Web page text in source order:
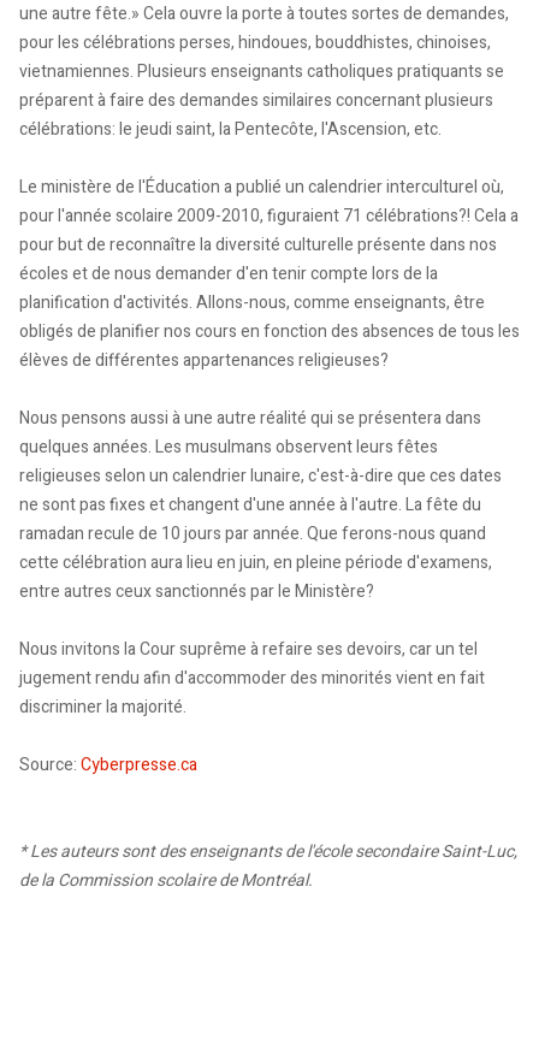
une autre fête.» Cela ouvre la porte à toutes sortes de demandes,
pour les célébrations perses, hindoues, bouddhistes, chinoises,
vietnamiennes. Plusieurs enseignants catholiques pratiquants se
préparent à faire des demandes similaires concernant plusieurs
célébrations: le jeudi saint, la Pentecôte, l'Ascension, etc.
Le ministère de l'Éducation a publié un calendrier interculturel où,
pour l'année scolaire 2009-2010, figuraient 71 célébrations?! Cela a
pour but de reconnaître la diversité culturelle présente dans nos
écoles et de nous demander d'en tenir compte lors de la
planification d'activités. Allons-nous, comme enseignants, être
obligés de planifier nos cours en fonction des absences de tous les
élèves de différentes appartenances religieuses?
Nous pensons aussi à une autre réalité qui se présentera dans
quelques années. Les musulmans observent leurs fêtes
religieuses selon un calendrier lunaire, c'est-à-dire que ces dates
ne sont pas fixes et changent d'une année à l'autre. La fête du
ramadan recule de 10 jours par année. Que ferons-nous quand
cette célébration aura lieu en juin, en pleine période d'examens,
entre autres ceux sanctionnés par le Ministère?
Nous invitons la Cour suprême à refaire ses devoirs, car un tel
jugement rendu afin d'accommoder des minorités vient en fait
discriminer la majorité.
Source:Cyberpresse.ca
* Les auteurs sont des enseignants de l'école secondaire Saint-Luc,
de la Commission scolaire de Montréal.